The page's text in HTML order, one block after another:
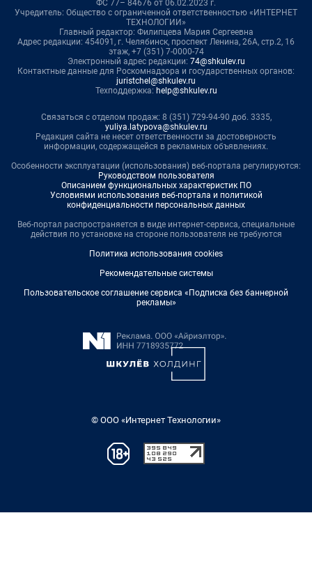
ФС 77– 84676 от 06.02.2023 г.
Учредитель: Общество с ограниченной ответственностью «ИНТЕРНЕТ
ТЕХНОЛОГИИ»
Главный редактор: Филипцева Мария Сергеевна
Адрес редакции: 454091, г. Челябинск, проспект Ленина, 26А, стр.2, 16
этаж, +7 (351) 7-0000-74
Электронный адрес редакции: 74@shkulev.ru
Контактные данные для Роскомнадзора и государственных органов:
juristchel@shkulev.ru
Техподдержка: help@shkulev.ru
Связаться с отделом продаж: 8 (351) 729-94-90 доб. 3335,
yuliya.latypova@shkulev.ru
Редакция сайта не несет ответственности за достоверность
информации, содержащейся в рекламных объявлениях.
Особенности эксплуатации (использования) веб-портала регулируются:
Руководством пользователя
Описанием функциональных характеристик ПО
Условиями использования веб-портала и политикой
конфиденциальности персональных данных
Веб-портал распространяется в виде интернет-сервиса, специальные
действия по установке на стороне пользователя не требуются
Политика использования cookies
Рекомендательные системы
Пользовательское соглашение сервиса «Подписка без баннерной
рекламы»
© ООО «Интернет Технологии»